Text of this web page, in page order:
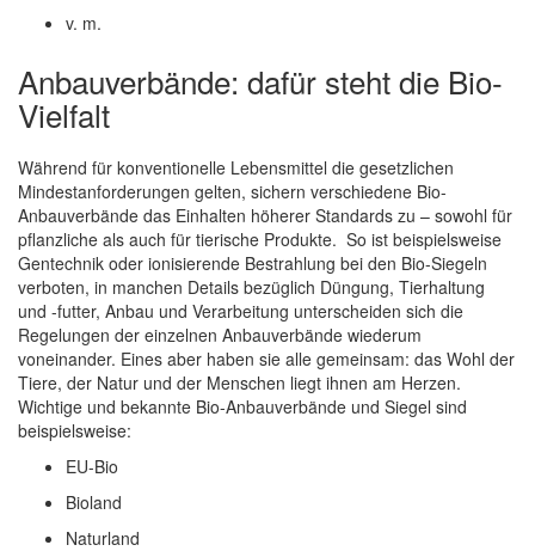
v. m.
Anbauverbände: dafür steht die Bio-
Vielfalt
Während für konventionelle Lebensmittel die gesetzlichen
Mindestanforderungen gelten, sichern verschiedene Bio-
Anbauverbände das Einhalten höherer Standards zu – sowohl für
pflanzliche als auch für tierische Produkte. So ist beispielsweise
Gentechnik oder ionisierende Bestrahlung bei den Bio-Siegeln
verboten, in manchen Details bezüglich Düngung, Tierhaltung
und -futter, Anbau und Verarbeitung unterscheiden sich die
Regelungen der einzelnen Anbauverbände wiederum
voneinander. Eines aber haben sie alle gemeinsam: das Wohl der
Tiere, der Natur und der Menschen liegt ihnen am Herzen.
Wichtige und bekannte Bio-Anbauverbände und Siegel sind
beispielsweise:
EU-Bio
Bioland
Naturland